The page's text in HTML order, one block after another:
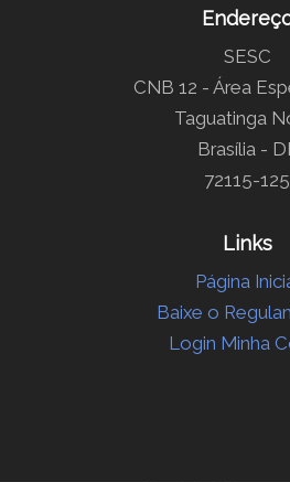
SESC
CNB 12 - Área
Taguatinga
Brasília -
72115-125
Links
Página
Baixe o
Login Minha